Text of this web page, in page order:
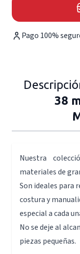
Pago 100%
38
Nuestra
materiales de
Son ideales para
costura y
especial a cada
No se deje al
piezas pequeñas.